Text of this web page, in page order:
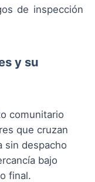
de inspección
y su
comunitario
que cruzan
sin despacho
bajo
final.